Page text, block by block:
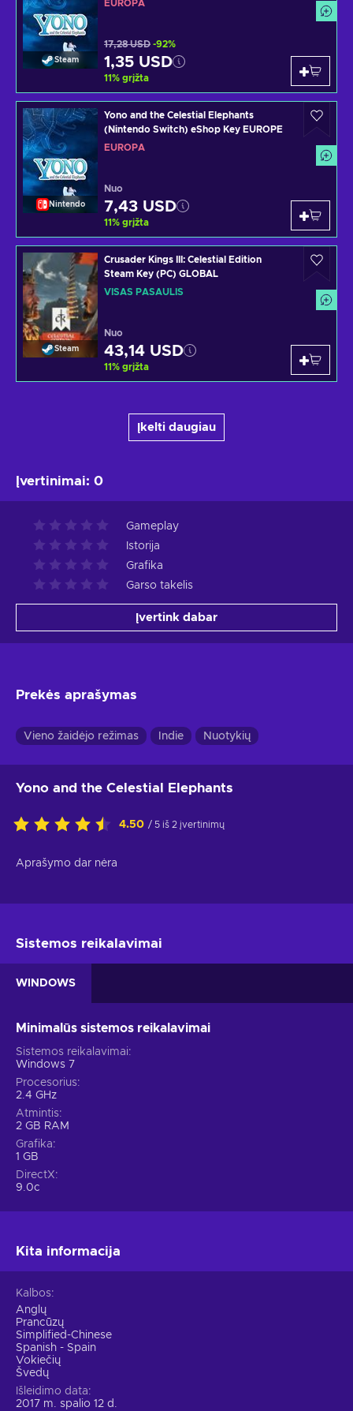
Steam
EUROPA
17,28 USD -92%
1,35 USD
11% grįžta
Nintendo
Yono and the Celestial Elephants
(Nintendo Switch) eShop Key EUROPE
EUROPA
Nuo
7,43 USD
11% grįžta
Steam
Crusader Kings III: Celestial Edition
Steam Key (PC) GLOBAL
VISAS PASAULIS
Nuo
43,14 USD
11% grįžta
Įkelti daugiau
Įvertinimai: 0
Gameplay
Istorija
Grafika
Garso takelis
Įvertink dabar
Prekės aprašymas
Vieno žaidėjo režimas Indie Nuotykių
Yono and the Celestial Elephants
4.50 / 5 iš 2 įvertinimų
Aprašymo dar nėra
Sistemos reikalavimai
WINDOWS
Minimalūs sistemos reikalavimai
Sistemos reikalavimai
Windows 7
Procesorius
2.4 GHz
Atmintis
2 GB RAM
Grafika
1 GB
DirectX
9.0c
Kita informacija
Kalbos
Anglų
Prancūzų
Simplified-Chinese
Spanish - Spain
Vokiečių
Švedų
Išleidimo data
2017 m. spalio 12 d.